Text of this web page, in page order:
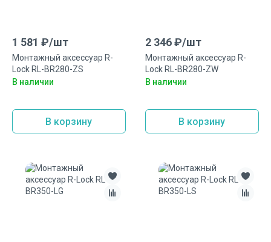
1 581 ₽/шт
Монтажный аксесcуар R-
Lock RL-BR280-ZS
В наличии
В корзину
2 346₽/шт
Монтажный аксеcсуар R-
Lock RL-BR280-ZW
В наличии
В корзину